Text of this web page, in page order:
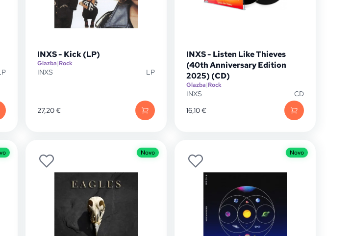
INXS - Kick (LP)
Glazba|Rock
INXS LP
27,20€
INXS - Listen Like Thieves
(40th Anniversary Edition
2025) (CD)
Glazba|Rock
INXS
CD
16,10€
Novo Novo